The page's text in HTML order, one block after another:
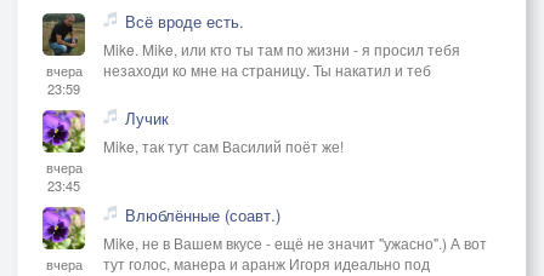
вчера
23:59
Всё вроде есть.
Mike. Mike, или кто ты там по жизни - я просил тебя
незаходи ко мне на страницу. Ты накатил и теб
вчера
23:45
Лучик
Mike, так тут сам Василий поёт же!
вчера
Влюблённые (соавт.)
Mike, не в Вашем вкусе - ещё не значит "ужасно".) А вот
тут голос, манера и аранж Игоря идеально под